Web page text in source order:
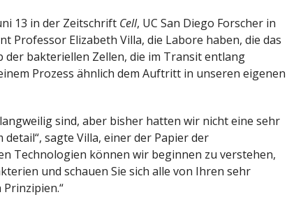
13 in der Zeitschrift Cell, UC San Diego Forscher in
Professor Elizabeth Villa, die Labore haben, die das
bakteriellen Zellen, die im Transit entlang
Prozess ähnlich dem Auftritt in unseren eigenen
sind, aber bisher hatten wir nicht eine sehr
sagte Villa, einer der Papier der
Technologien können wir beginnen zu verstehen,
und schauen Sie sich alle von Ihren sehr